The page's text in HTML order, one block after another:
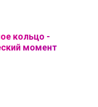
кольцо -
момент